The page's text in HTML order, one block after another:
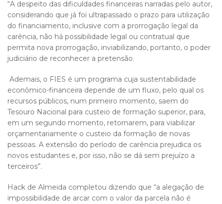
“A despeito das dificuldades financeiras narradas pelo autor,
considerando que já foi ultrapassado o prazo para utilização
do financiamento, inclusive com a prorrogação legal da
carência, não há possibilidade legal ou contratual que
permita nova prorrogação, inviabilizando, portanto, o poder
judiciário de reconhecer a pretensão.
Ademais, o FIES é um programa cuja sustentabilidade
econômico-financeira depende de um fluxo, pelo qual os
recursos públicos, num primeiro momento, saem do
Tesouro Nacional para custeio de formação superior, para,
em um segundo momento, retornarem, para viabilizar
orçamentariamente o custeio da formação de novas
pessoas. A extensão do período de carência prejudica os
novos estudantes e, por isso, não se dá sem prejuízo a
terceiros”.
Hack de Almeida completou dizendo que “a alegação de
impossibilidade de arcar com o valor da parcela não é